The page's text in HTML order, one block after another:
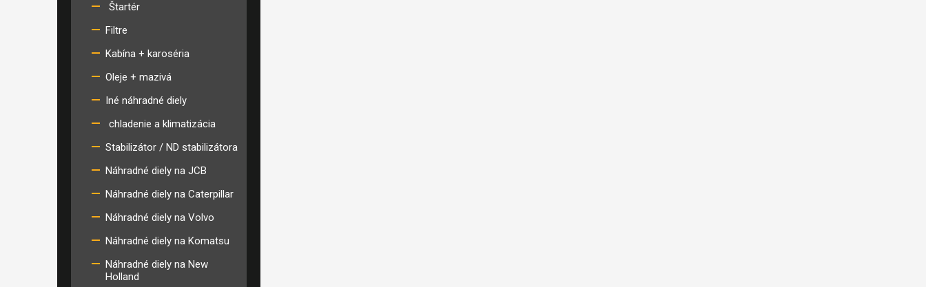
Štartér
Filtre
Kabína + karoséria
Oleje + mazivá
Iné náhradné diely
chladenie a klimatizácia
Stabilizátor / ND stabilizátora
Náhradné diely na JCB
Náhradné diely na Caterpillar
Náhradné diely na Volvo
Náhradné diely na Komatsu
Náhradné diely na New
Holland